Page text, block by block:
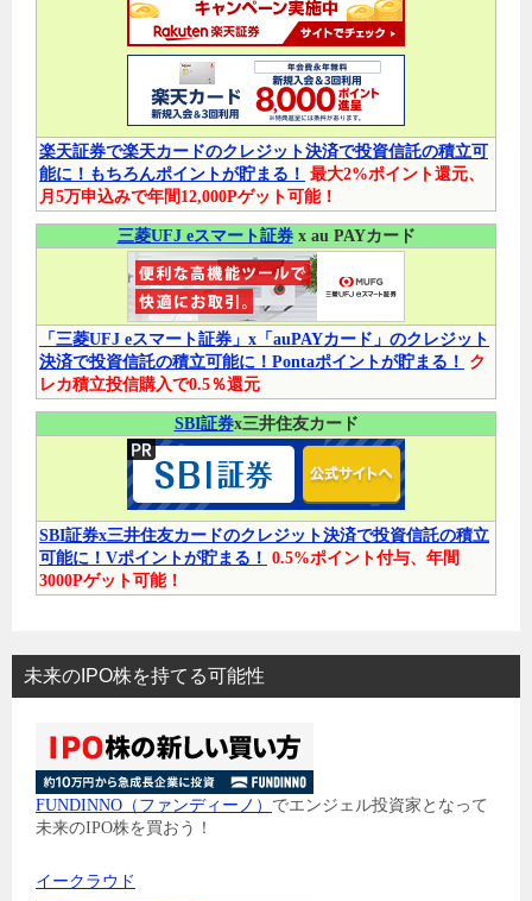
楽天証券で楽天カードのクレジット決済で投資信託の積立可
能に！もちろんポイントが貯まる！ 最大2%ポイント還元、
月5万申込みで年間12,000Pゲット可能！
三菱UFJ eスマート証券x au PAYカード
「三菱UFJ eスマート証券」x「auPAYカード」のクレジット
決済で投資信託の積立可能に！Pontaポイントが貯まる！
ク
レカ積立投信購入で0.5％還元
SBI証券x三井住友カード
SBI証券x三井住友カードのクレジット決済で投資信託の積立
可能に！Vポイントが貯まる！ 0.5%ポイント付与、年間
3000Pゲット可能！
未来のIPO株を持てる可能性
FUNDINNO（ファンディーノ） でエンジェル投資家となって
未来のIPO株を買おう！
イークラウド